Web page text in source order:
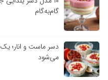
گام‌به‌گام
می‌شود